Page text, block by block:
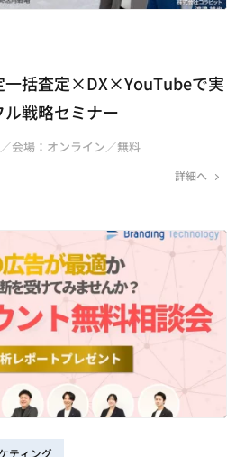
一括査定×DX×YouTubeで実
戦略セミナー
会場：オンライン／無料
詳細へ
ティング